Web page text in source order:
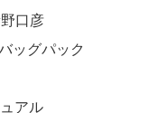
野口彦
ッグパック
アル